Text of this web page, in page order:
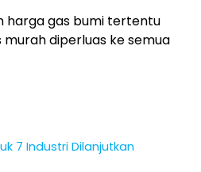
harga gas bumi tertentu
diperluas ke semua
7 Industri Dilanjutkan